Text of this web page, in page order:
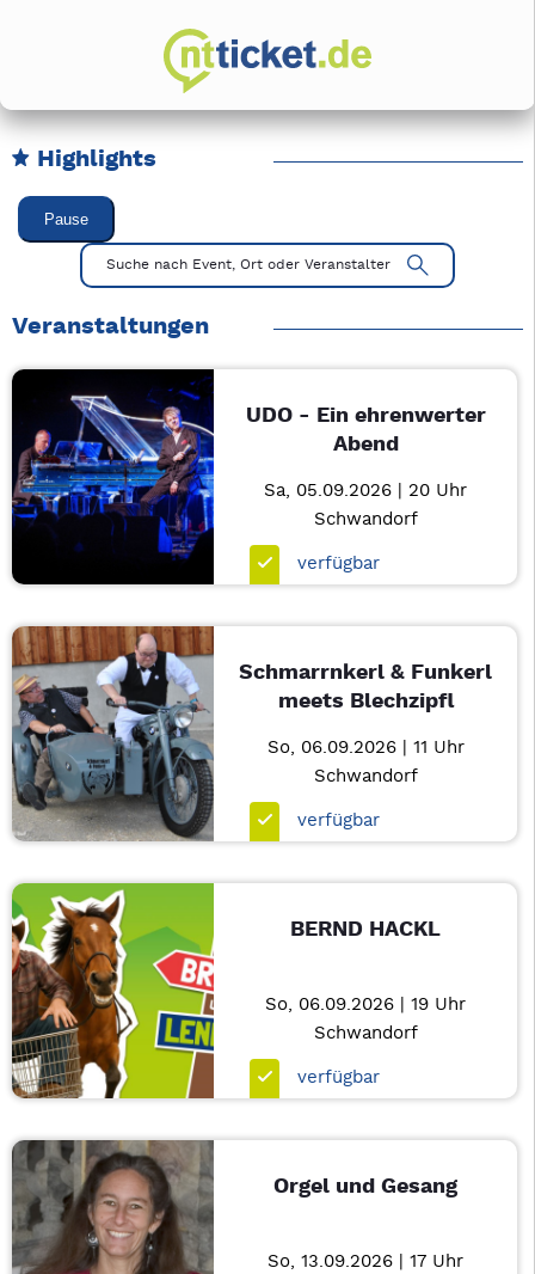
Highlights
Karussell Veranstaltungen überspringen
Pause
Mit Tab zu den Steuerelementen wechseln. Mit Pfeiltasten
Suche nach Event, Ort oder Veranstalter
Veranstaltungen
UDO - Ein ehrenwerter
Abend
Sa, 05.09.2026 | 20 Uhr
Schwandorf
verfügbar
Schmarrnkerl & Funkerl
meets Blechzipfl
So, 06.09.2026 | 11 Uhr
Schwandorf
verfügbar
BERND HACKL
So, 06.09.2026 | 19 Uhr
Schwandorf
verfügbar
Orgel und Gesang
So, 13.09.2026 | 17 Uhr